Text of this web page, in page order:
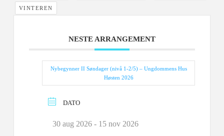
VINTEREN
NESTE ARRANGEMENT
Nybegynner II Søndager (nivå 1-2/5) – Ungdommens Hus
Høsten 2026
DATO
30 aug 2026 - 15 nov 2026